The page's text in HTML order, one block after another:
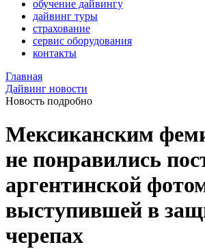
обучение дайвингу
дайвинг туры
страхование
сервис оборудования
контакты
Главная
Дайвинг новости
Новость подробно
Мексиканским
не понравились
аргентинской
выступившей в
черепах